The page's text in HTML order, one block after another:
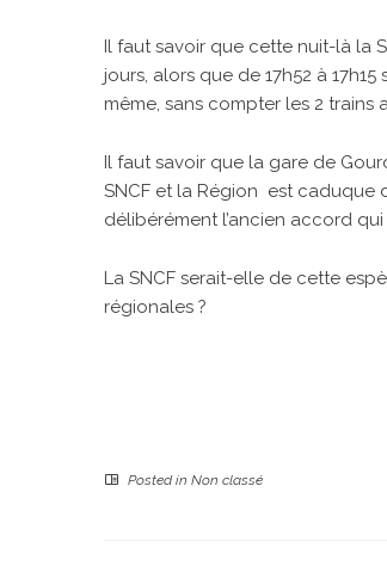
Il faut savoir que cette nuit-là la
jours, alors que de 17h52 à
même, sans compter les 2
Il faut savoir que la gare de
SNCF et la Région est caduque
délibérément l’ancien accord
La SNCF serait-elle de cette
régionales ?
Posted in Non classé